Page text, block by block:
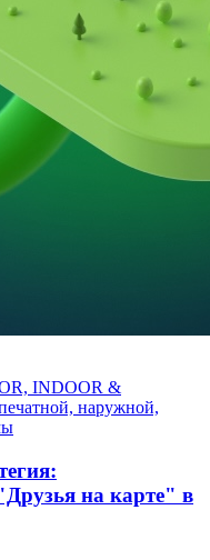
INDOOR &
наружной,
на карте" в